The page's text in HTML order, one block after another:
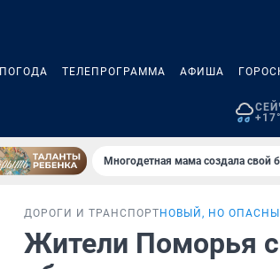
ПОГОДА ТЕЛЕПРОГРАММА АФИША
Многодетная мама создала свой
ДОРОГИ И ТРАНСПОРТ НОВЫЙ, НО
Жители Поморья